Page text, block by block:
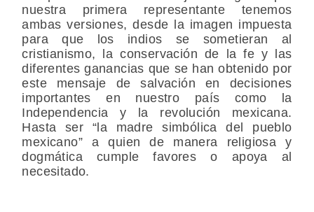
nuestra primera representante tenemos
ambas versiones, desde la imagen impuesta
para que los indios se sometieran al
cristianismo, la conservación de la fe y las
diferentes ganancias que se han obtenido por
este mensaje de salvación en decisiones
importantes en nuestro país como la
Independencia y la revolución mexicana.
Hasta ser “la madre simbólica del pueblo
mexicano” a quien de manera religiosa y
dogmática cumple favores o apoya al
necesitado.